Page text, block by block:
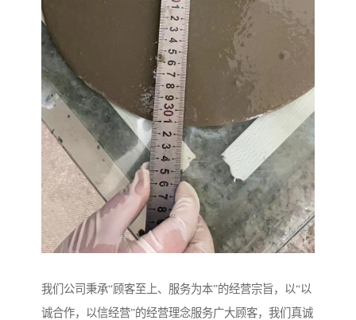
我们公司秉承“顾客至上、服务为本”的经营宗旨，以“以
诚合作，以信经营”的经营理念服务广大顾客，我们真诚